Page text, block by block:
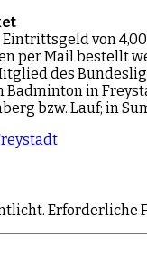
von
per Mail bestellt
des
in
bzw. Lauf; in
Erforderliche